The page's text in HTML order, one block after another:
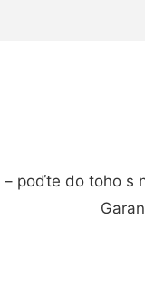
– poďte do toho s